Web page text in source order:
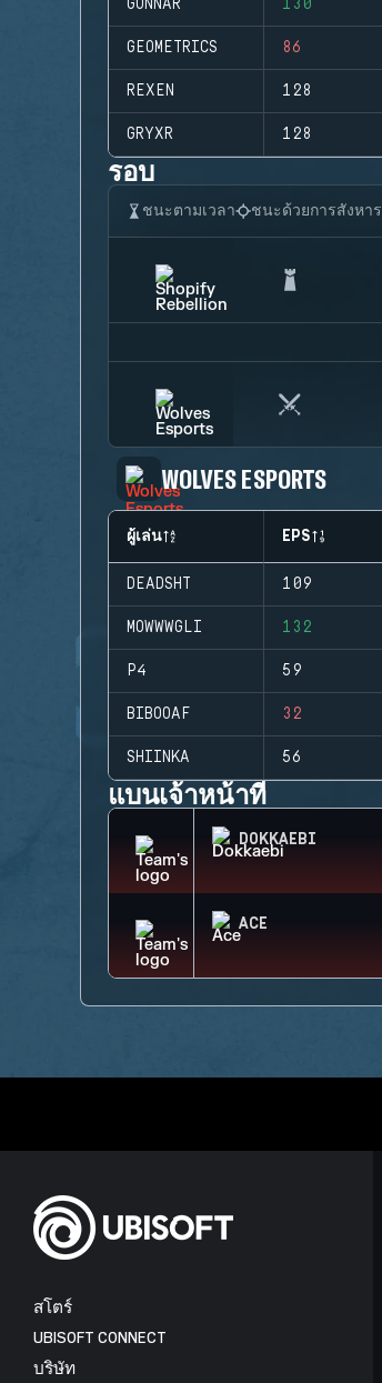
GUNNAR 130
GEOMETRICS 86
REXEN 128
GRYXR 128
รอบ
ชนะตามเวลา ชนะด้วยการสังหาร
WOLVES ESPORTS
ผู้เล่น EPS
DEADSHT 109
MOWWWGLI 132
P4 59
BIBOOAF 32
SHIINKA 56
แบนเจ้าหน้าที่
DOKKAEBI
ACE
สโตร์
UBISOFT CONNECT
บริษัท